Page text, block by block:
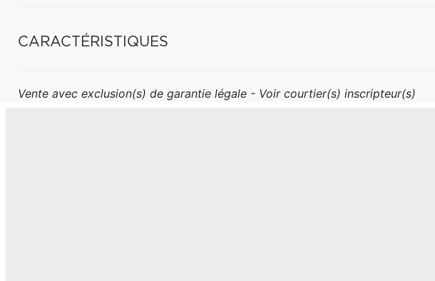
CARACTÉRISTIQUES
Vente avec exclusion(s) de garantie légale - Voir courtier(s) inscripteur(s)